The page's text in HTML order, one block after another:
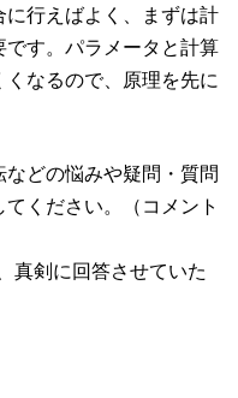
行えばよく、まずは計
す。パラメータと計算
なるので、原理を先に
どの悩みや疑問・質問
ください。（コメント
真剣に回答させていた